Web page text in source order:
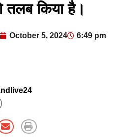
तलब किया है।
October 5, 2024
6:49 pm